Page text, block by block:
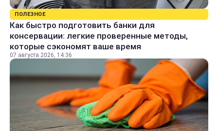
ПОЛЕЗНОЕ
Как быстро подготовить банки для
консервации: легкие проверенные методы,
которые сэкономят ваше время
07 августа 2026, 14:36